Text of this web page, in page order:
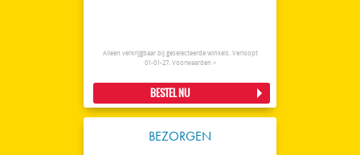
Alleen verkrijgbaar bij geselecteerde winkels. Verloopt
01-01-27. Voorwaarden >
BESTEL NU
BEZORGEN